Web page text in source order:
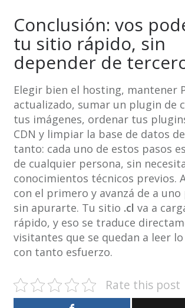
Conclusión: vos
tu sitio rápido, sin
depender de
Elegir bien el hosting, mantener
actualizado, sumar un plugin de
tus imágenes, ordenar tus
CDN y limpiar la base de datos
tanto: cada uno de estos pasos
de cualquier persona, sin
conocimientos técnicos previos.
con el primero y avanzá de a uno
sin apurarte. Tu sitio .cl va a
rápido, y eso se traduce
visitantes que se quedan a leer
con tanto esfuerzo.
Rate this post